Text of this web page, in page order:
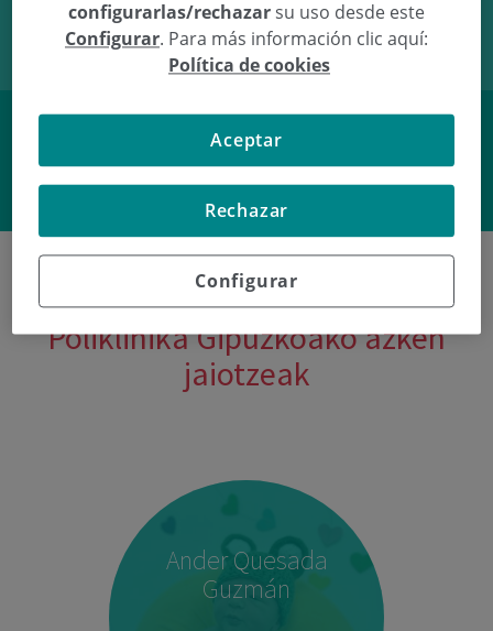
Facebook Twitter
Poliklinika Gipuzkoako azken
jaiotzeak
Ander Quesada
Guzmán
configurarlas/rechazarsu uso desde este
Configurar. Para más información clic aquí:
Política de cookies
Configurar
Rechazar
Aceptar